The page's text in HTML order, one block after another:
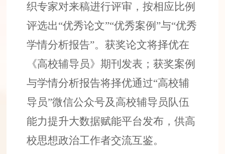
织专家对来稿进行评审，按相应比例
评选出“优秀论文”“优秀案例”与“优秀
学情分析报告”。获奖论文将择优在
《高校辅导员》期刊发表；获奖案例
与学情分析报告将择优通过“高校辅
导员”微信公众号及高校辅导员队伍
能力提升大数据赋能平台发布，供高
校思想政治工作者交流互鉴。